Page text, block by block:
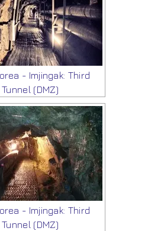
- Imjingak: Third
Tunnel (DMZ)
- Imjingak: Third
Tunnel (DMZ)